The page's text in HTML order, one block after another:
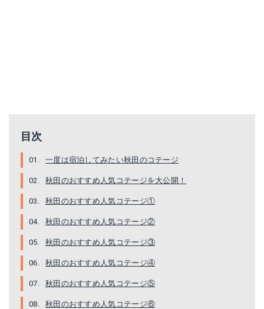
目次
一度は宿泊してみたい秋田のコテージ
秋田のおすすめ人気コテージを大公開！
秋田のおすすめ人気コテージ①
秋田のおすすめ人気コテージ②
秋田のおすすめ人気コテージ③
秋田のおすすめ人気コテージ④
秋田のおすすめ人気コテージ⑤
秋田のおすすめ人気コテージ⑥